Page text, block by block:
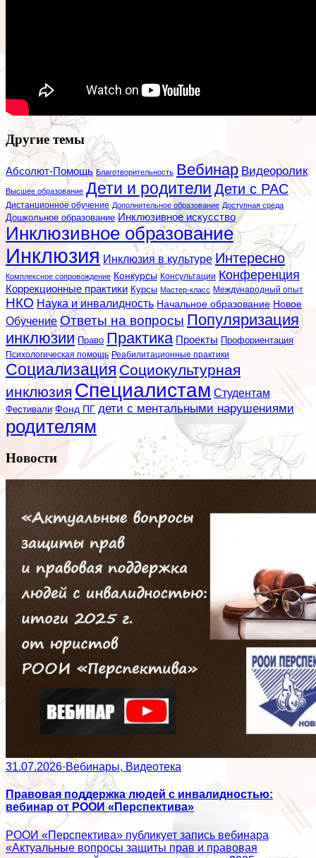
Другие темы
Абсолют-Помощь Благотворительность Вебинар Видеоролик
Высшее образование Дети и родители Дети с РАС
Дистанционное обучение Дополнительное образование Доступная среда
Дошкольное образование Инклюзивное искусство
Инклюзивное образование
Инклюзия Инклюзия в культуре Интересно
Комплексное сопровождение Конкурсы Консультации Конференция
Коррекционные практики Курсы Мастер-класс Международный опыт
НКО Наука и инвалидность Начальное образование Новое
Обучение Ответы на вопросы Популяризация
инклюзии Право Практика Проекты Профориентация
Психологическая помощь Реабилитационные практики
СоциализацияСоциокультурная
инклюзия Специалистам Студентам
Фестивали Фонд ПГ дети с ментальными нарушениями
родителям
Новости
31.07.2026·Вебинары, Видеотека
Правовая поддержка людей с инвалидностью:
вебинар от РООИ «Перспектива»
РООИ «Перспектива» публикует запись вебинара
«Актуальные вопросы защиты прав и правовая